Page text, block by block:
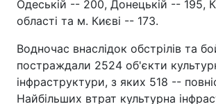
Одеській -- 200, Донецькій -- 195,
області та м. Києві -- 173.
Водночас внаслідок обстрілів та
постраждали 2524 об'єкти
інфраструктури, з яких 518 --
Найбільших втрат культурна